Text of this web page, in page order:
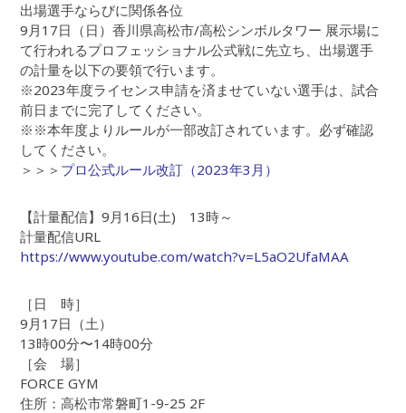
出場選手ならびに関係各位
9月17日（日）香川県高松市/高松シンボルタワー 展示場に
て行われるプロフェッショナル公式戦に先立ち、出場選手
の計量を以下の要領で行います。
※2023年度ライセンス申請を済ませていない選手は、試合
前日までに完了してください。
※※本年度よりルールが一部改訂されています。必ず確認
してください。
＞＞＞ プロ公式ルール改訂（2023年3月）
【計量配信】9月16日(土) 13時～
計量配信URL
https://www.youtube.com/watch?v=L5aO2UfaMAA
［日 時］
9月17日（土）
13時00分〜14時00分
［会 場］
FORCE GYM
住所：高松市常磐町1-9-25 2F